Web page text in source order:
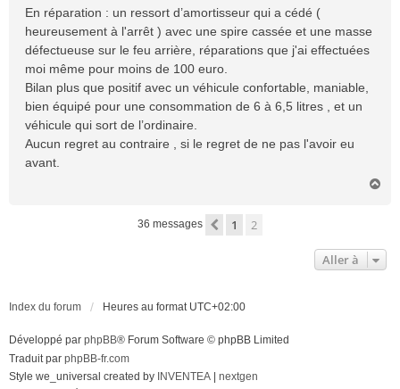
En réparation : un ressort d’amortisseur qui a cédé (
heureusement à l'arrêt ) avec une spire cassée et une masse
défectueuse sur le feu arrière, réparations que j'ai effectuées
moi même pour moins de 100 euro.
Bilan plus que positif avec un véhicule confortable, maniable,
bien équipé pour une consommation de 6 à 6,5 litres , et un
véhicule qui sort de l’ordinaire.
Aucun regret au contraire , si le regret de ne pas l'avoir eu
avant.
36 messages Précédente
1 2
Aller à
Index du forum Heures au format UTC+02:00
Développé par phpBB® Forum Software © phpBB Limited
Traduit par phpBB-fr.com
Style we_universal created by INVENTEA
nextgen